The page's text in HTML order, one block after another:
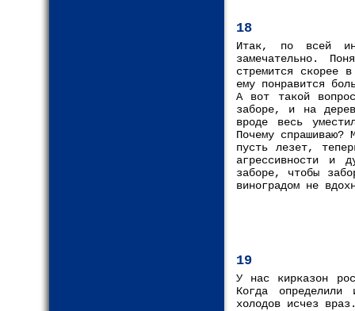
18
Итак, по всей
замечательно.
стремится скорее
ему понравится
А вот такой
заборе, и на
вроде весь
Почему
пусть лезет,
агрессивности и
заборе, чтобы
виноградом не
19
У нас кирказон
Когда
холодов исчез